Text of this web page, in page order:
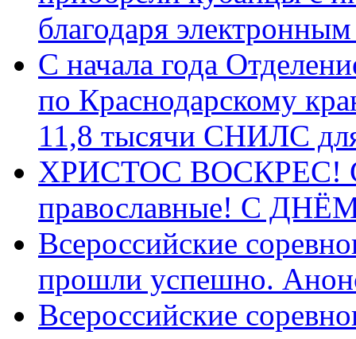
благодаря
С начала года
по Краснодарскому
11,8 тысячи СНИЛС
ХРИСТОС ВОСКРЕС! С
православные! C
Всероссийские
прошли успешно.
Всероссийские